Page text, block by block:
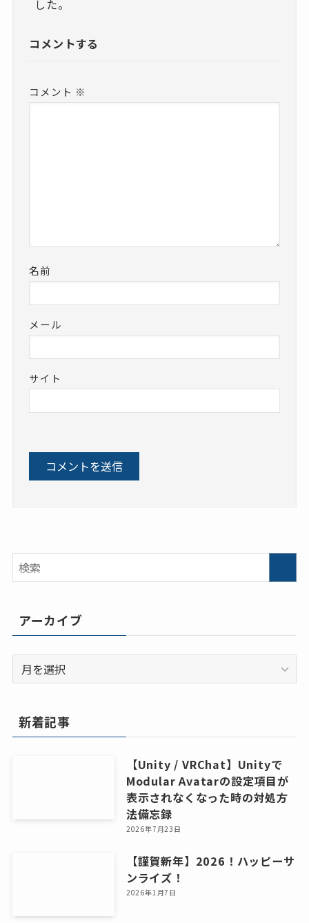
した。
コメントする
コメント ※
名前
メール
サイト
アーカイブ
ー
イ
ブ
新着記事
【Unity / VRChat】Unityで
Modular Avatarの設定項目が
表示されなくなった時の対処方
法備忘録
2026年7月23日
【謹賀新年】2026！ハッピーサ
ンライズ！
2026年1月7日